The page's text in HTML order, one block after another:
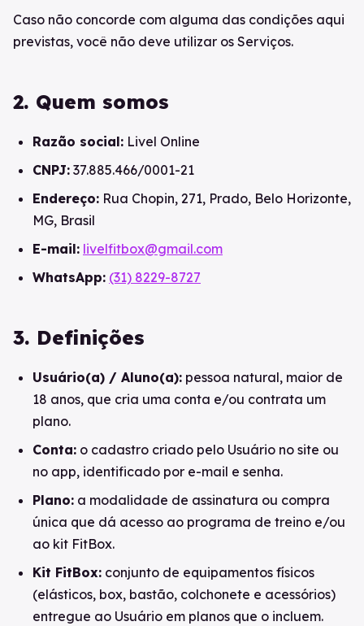
Caso não concorde com alguma das condições aqui
previstas, você não deve utilizar os Serviços.
2. Quem somos
Razão social: Livel Online
CNPJ: 37.885.466/0001-21
Endereço: Rua Chopin, 271, Prado, Belo Horizonte,
MG, Brasil
E-mail: livelfitbox@gmail.com
WhatsApp: (31) 8229-8727
3. Definições
Usuário(a) / Aluno(a): pessoa natural, maior de
18 anos, que cria uma conta e/ou contrata um
plano.
Conta: o cadastro criado pelo Usuário no site ou
no app, identificado por e-mail e senha.
Plano: a modalidade de assinatura ou compra
única que dá acesso ao programa de treino e/ou
ao kit FitBox.
Kit FitBox: conjunto de equipamentos físicos
(elásticos, box, bastão, colchonete e acessórios)
entregue ao Usuário em planos que o incluem.